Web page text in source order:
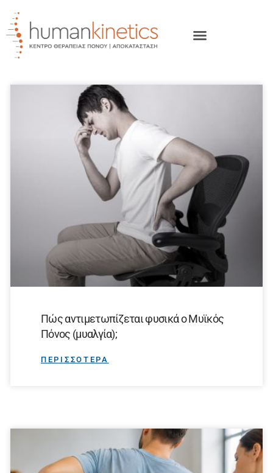
Πώς αντιμετωπίζεται φυσικά ο Μυϊκός
Πόνος (μυαλγία);
ΠΕΡΙΣΣΟΤΕΡΑ